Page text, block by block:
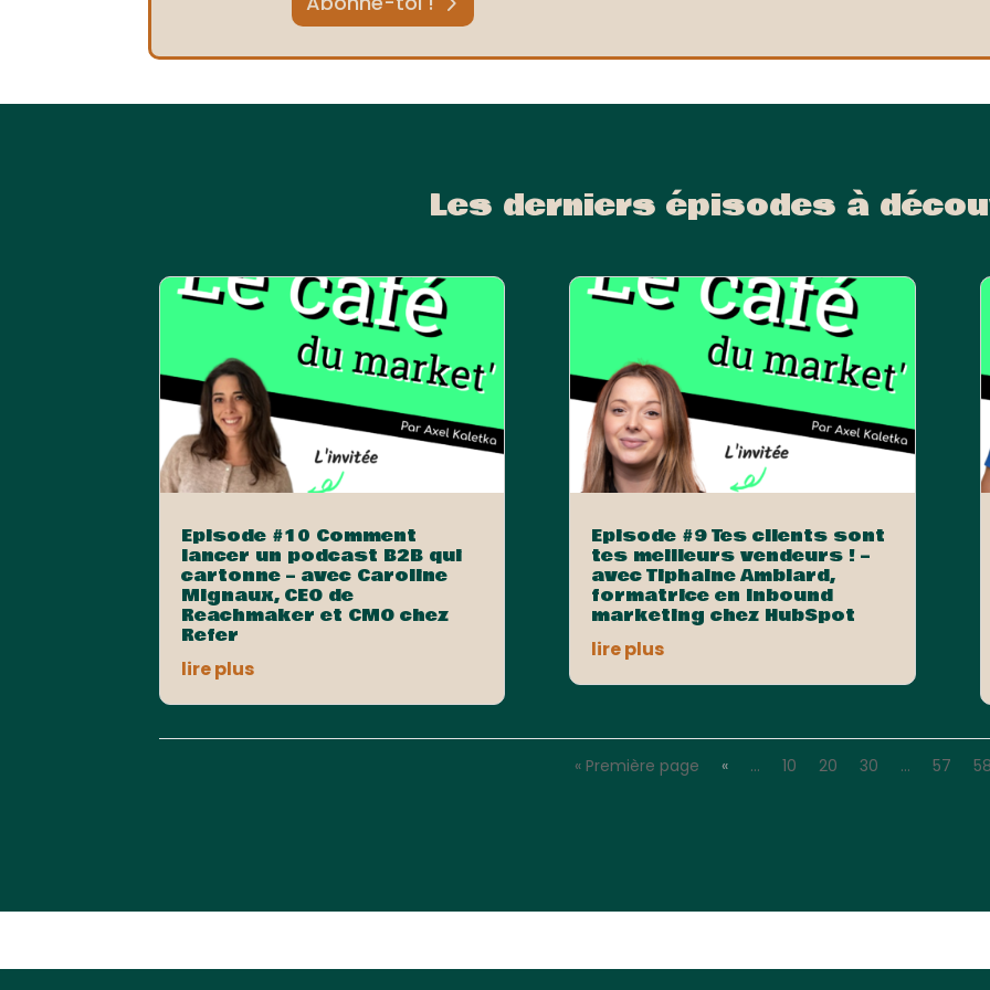
Les derniers épisodes à
Episode #10 Comment
lancer un podcast B2B qui
cartonne – avec Caroline
Mignaux, CEO de
Reachmaker et CMO chez
Refer
lire plus
Episode #9 Tes clients sont
tes meilleurs vendeurs ! –
avec Tiphaine Amblard,
formatrice en Inbound
marketing chez HubSpot
lire plus
« Première page « … 10 20 30 … 57